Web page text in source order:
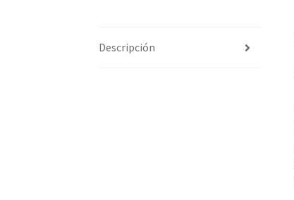
Descripción